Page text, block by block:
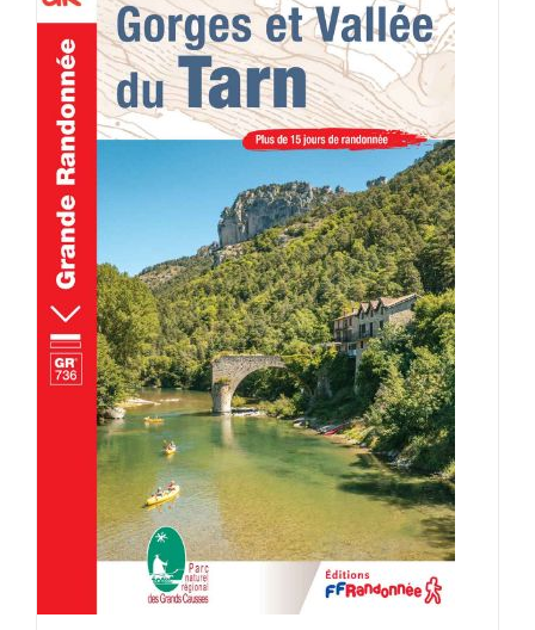
AJOUTER AU PANIER / DÉTAILS